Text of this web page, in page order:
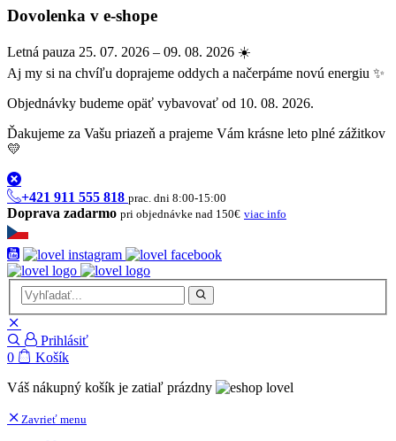
Dovolenka v e-shope
Letná pauza 25. 07. 2026 – 09. 08. 2026 ☀️
Aj my si na chvíľu doprajeme oddych a načerpáme novú energiu ✨
Objednávky budeme opäť vybavovať od 10. 08. 2026.
Ďakujeme za Vašu priazeň a prajeme Vám krásne leto plné zážitkov
💛
+421 911 555 818 prac. dni 8:00-15:00
Doprava zadarmo pri objednávke nad 150€ viac info
Prihlásiť
0
Košík
Váš nákupný košík je zatiaľ prázdny
Zavrieť menu